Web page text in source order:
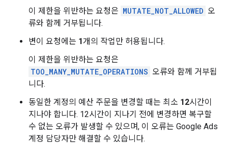
이 제한을 위반하는 요청은 MUTATE_NOT_ALLOWED 오
류와 함께 거부됩니다.
변이 요청에는 1개의 작업만 허용됩니다.
이 제한을 위반하는 요청은
TOO_MANY_MUTATE_OPERATIONS 오류와 함께 거부됩
니다.
동일한 계정의 예산 주문을 변경할 때는 최소 12시간이
지나야 합니다. 12시간이 지나기 전에 변경하면 복구할
수 없는 오류가 발생할 수 있으며, 이 오류는 Google Ads
계정 담당자만 해결할 수 있습니다.